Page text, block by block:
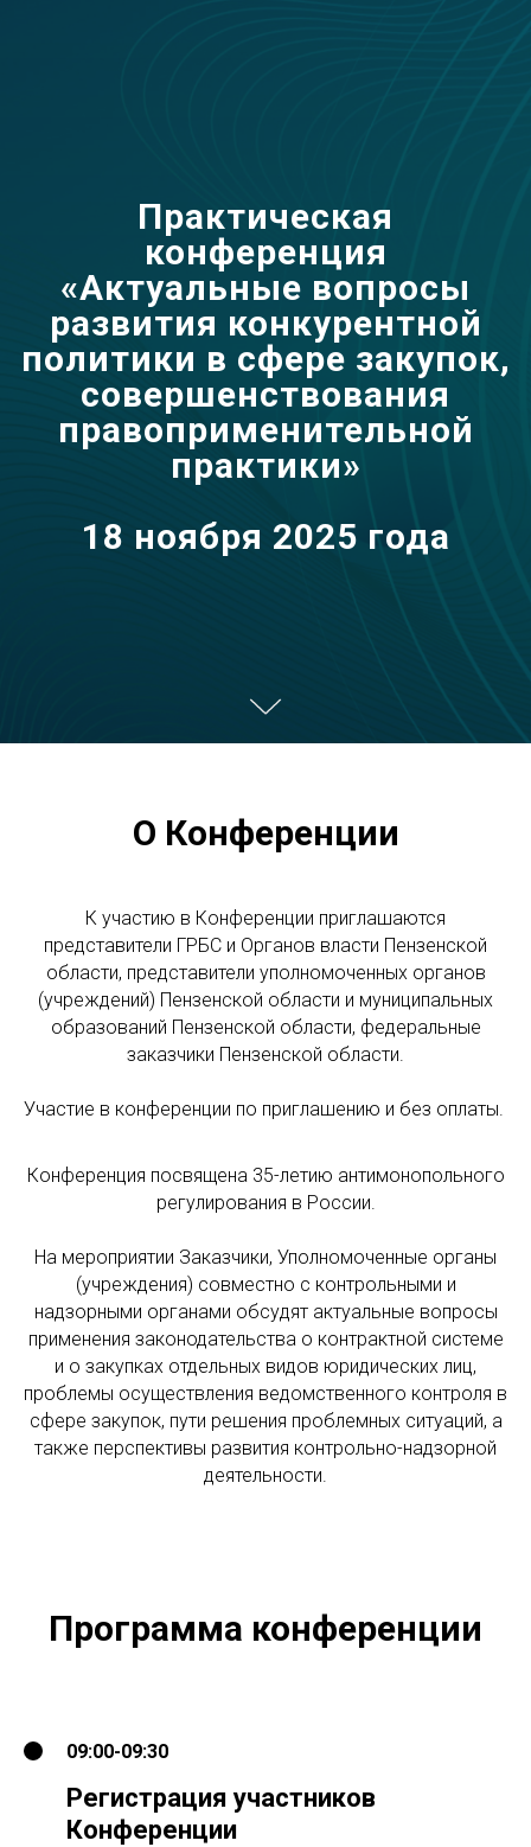
Практическая
конференция
«Актуальные вопросы
развития конкурентной
политики в сфере закупок,
совершенствования
правоприменительной
практики»
18 ноября 2025 года
О Конференции
К участию в Конференции приглашаются
представители ГРБС и Органов власти Пензенской
области, представители уполномоченных органов
(учреждений) Пензенской области и муниципальных
образований Пензенской области, федеральные
заказчики Пензенской области.
Участие в конференции по приглашению и без оплаты.
Конференция посвящена 35-летию антимонопольного
регулирования в России.
На мероприятии Заказчики, Уполномоченные органы
(учреждения) совместно с контрольными и
надзорными органами обсудят актуальные вопросы
применения законодательства о контрактной системе
и о закупках отдельных видов юридических лиц,
проблемы осуществления ведомственного контроля в
сфере закупок, пути решения проблемных ситуаций, а
также перспективы развития контрольно-надзорной
деятельности.
Программа конференции
09:00-09:30
Регистрация участников
Конференции